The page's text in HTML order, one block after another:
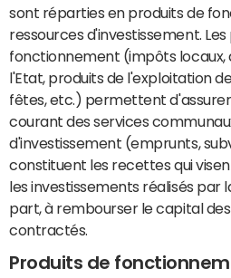
sont réparties en produits de
ressources d'investissement.
fonctionnement (impôts locaux,
l'Etat, produits de l'exploitation
fêtes, etc.) permettent
courant des services
d'investissement (emprunts,
constituent les recettes qui
les investissements réalisés par
part, à rembourser le capital
contractés.
Produits de